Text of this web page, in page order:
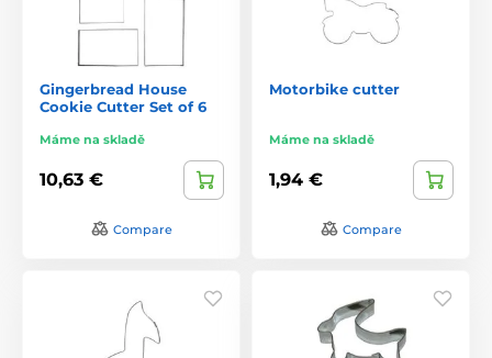
Gingerbread House
Cookie Cutter Set of 6
Máme na skladě
10,63 €
Compare
Motorbike cutter
Máme na skladě
1,94 €
Compare